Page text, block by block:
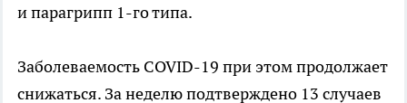
и парагрипп 1-го типа.
Заболеваемость COVID-19 при этом продолжает
снижаться. За неделю подтверждено 13 случаев